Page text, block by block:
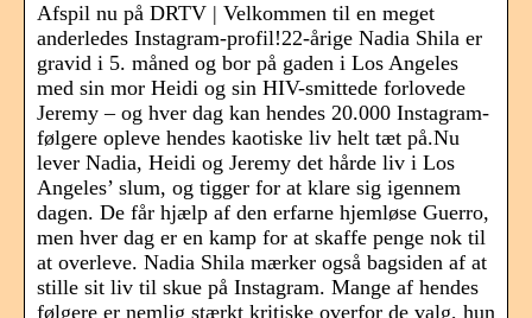
Afspil nu på DRTV | Velkommen til en meget
anderledes Instagram-profil!22-årige Nadia Shila er
gravid i 5. måned og bor på gaden i Los Angeles
med sin mor Heidi og sin HIV-smittede forlovede
Jeremy – og hver dag kan hendes 20.000 Instagram-
følgere opleve hendes kaotiske liv helt tæt på.Nu
lever Nadia, Heidi og Jeremy det hårde liv i Los
Angeles’ slum, og tigger for at klare sig igennem
dagen. De får hjælp af den erfarne hjemløse Guerro,
men hver dag er en kamp for at skaffe penge nok til
at overleve. Nadia Shila mærker også bagsiden af at
stille sit liv til skue på Instagram. Mange af hendes
følgere er nemlig stærkt kritiske overfor de valg, hun